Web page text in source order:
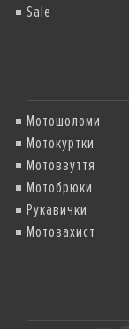
Sale
Мотошоломи
Мотокуртки
Мотовзуття
Мотобрюки
Рукавички
Мотозахист